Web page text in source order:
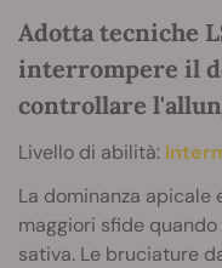
Adotta tecniche
interrompere il
controllare
Livello di abilità:
La dominanza apicale
maggiori sfide
sativa. Le bruciature